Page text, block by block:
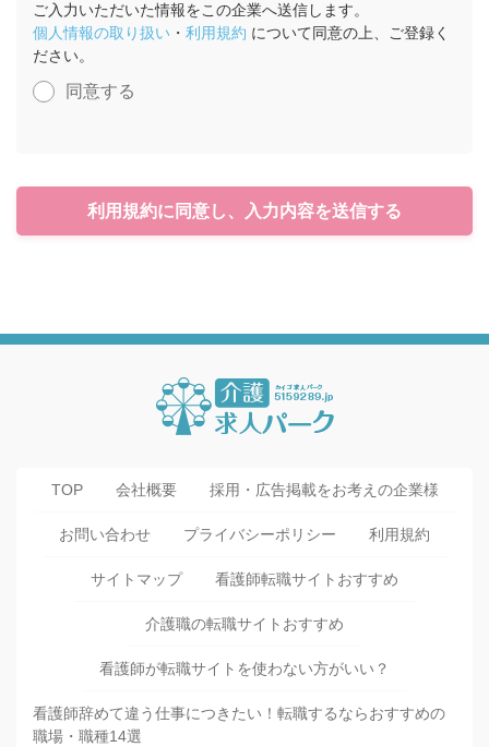
ご入力いただいた情報をこの企業へ送信します。
個人情報の取り扱い ・ 利用規約 について同意の上、ご登録く
ださい。
同意する
利用規約に同意し、入力内容を送信する
TOP 会社概要 採用・広告掲載をお考えの企業様
お問い合わせ プライバシーポリシー 利用規約
サイトマップ 看護師転職サイトおすすめ
介護職の転職サイトおすすめ
看護師が転職サイトを使わない方がいい？
看護師辞めて違う仕事につきたい！転職するならおすすめの
職場・職種14選